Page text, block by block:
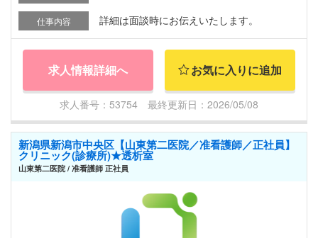
仕事内容 詳細は面談時にお伝えいたします。
求人情報詳細へ お気に入りに追加
求人番号：53754 最終更新日：2026/05/08
新潟県新潟市中央区【山東第二医院／准看護師／正社員】
クリニック(診療所)★透析室
山東第二医院 / 准看護師 正社員